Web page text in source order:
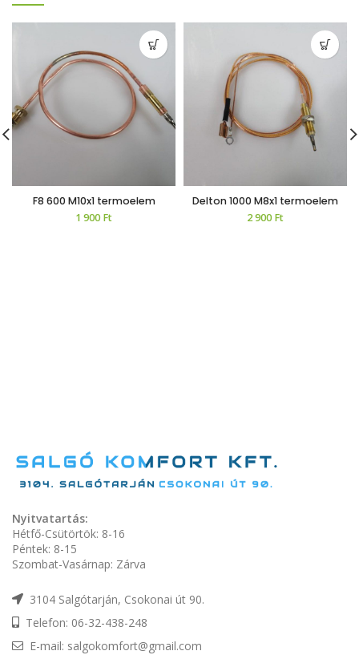
F8 600 M10x1 termoelem
1 900Ft
Delton 1000 M8x1 termoelem
2 900Ft
Nyitvatartás:
Hétfő-Csütörtök: 8-16
Péntek: 8-15
Szombat-Vasárnap: Zárva
3104 Salgótarján, Csokonai út 90.
Telefon: 06-32-438-248
E-mail: salgokomfort@gmail.com